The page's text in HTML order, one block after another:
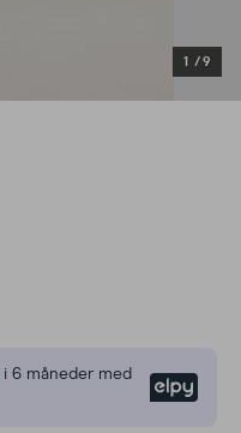
1 /9
i 6 måneder med